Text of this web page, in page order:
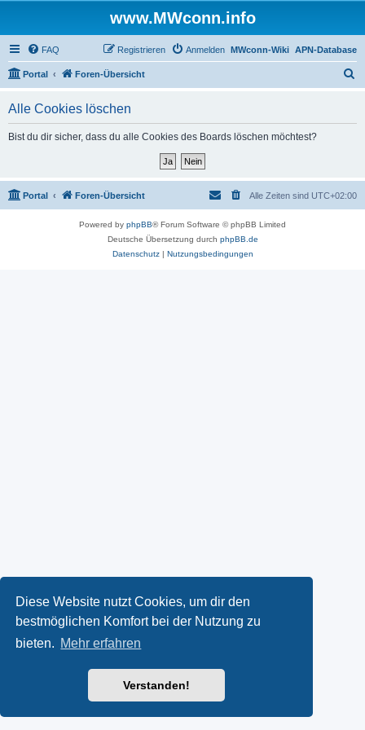
Diese Website nutzt Cookies, um dir den
bestmöglichen Komfort bei der Nutzung zu
bieten. Mehr erfahren
Verstanden!
www.MWconn.info
FAQ APN-Database
MWconn-Wiki
Anmelden
Registrieren
Portal Foren-Übersicht
Alle Cookies löschen
Bist du dir sicher, dass du alle Cookies des Boards löschen möchtest?
Portal Foren-Übersicht Alle Zeiten sind UTC+02:00
Powered by phpBB® Forum Software © phpBB Limited
Deutsche Übersetzung durch phpBB.de
Datenschutz| Nutzungsbedingungen